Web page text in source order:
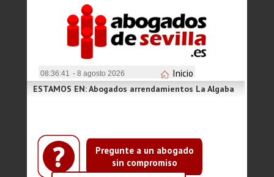
08:36:41 - 8 agosto 2026 Inicio
Pregunte a un abogado
sin compromiso
ESTAMOS EN: Abogados arrendamientos La Algaba